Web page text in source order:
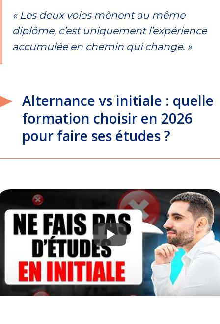
« Les deux voies mènent au même
diplôme, c’est uniquement l’expérience
accumulée en chemin qui change. »
Alternance vs initiale : quelle
formation choisir en 2026
pour faire ses études ?